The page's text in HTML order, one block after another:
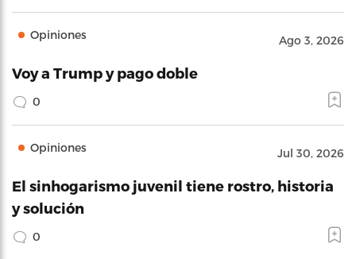
Opiniones Ago 3, 2026
Voy a Trump y pago doble
0
Opiniones Jul 30, 2026
El sinhogarismo juvenil tiene rostro, historia
y solución
0